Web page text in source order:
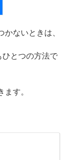
ないときは、
とつの方法で
す。